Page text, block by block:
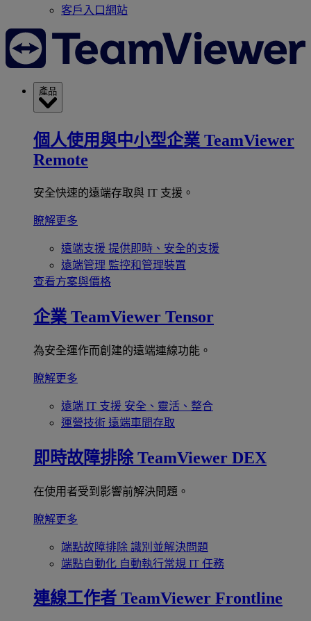
客戶入口網站
產品
個人使用與中小型企業 TeamViewer
Remote
安全快速的遠端存取與 IT 支援。
瞭解更多
遠端支援 提供即時、安全的支援
遠端管理 監控和管理裝置
查看方案與價格
企業 TeamViewer Tensor
為安全運作而創建的遠端連線功能。
瞭解更多
遠端 IT 支援 安全、靈活、整合
運營技術 遠端車間存取
即時故障排除 TeamViewer DEX
在使用者受到影響前解決問題。
瞭解更多
端點故障排除 識別並解決問題
端點自動化 自動執行常規 IT 任務
連線工作者 TeamViewer Frontline